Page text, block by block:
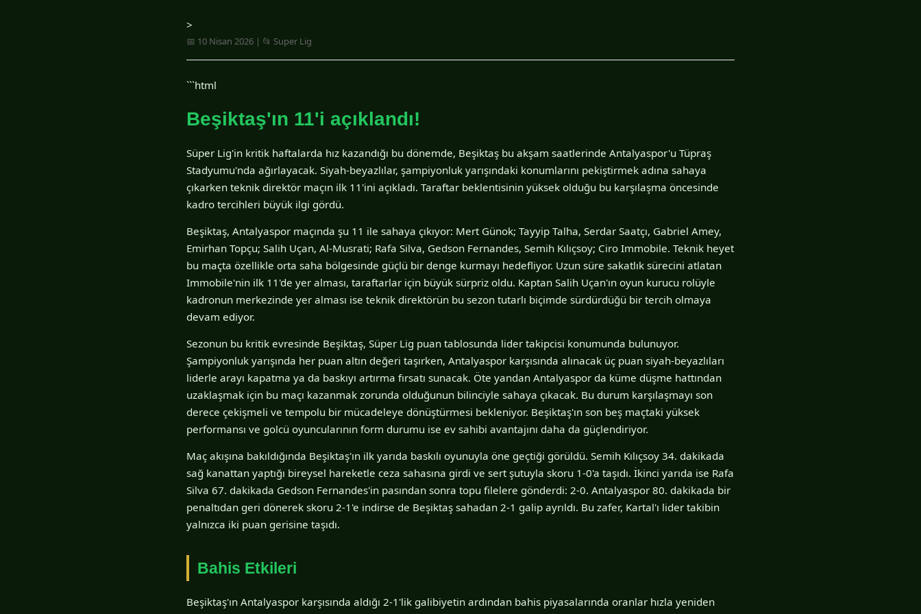
>
📅 10 Nisan 2026 | 📂 Super Lig
```html
Beşiktaş'ın 11'i açıklandı!
Süper Lig'in kritik haftalarda hız kazandığı bu dönemde, Beşiktaş bu akşam saatlerinde Antalyaspor'u Tüpraş
Stadyumu'nda ağırlayacak. Siyah-beyazlılar, şampiyonluk yarışındaki konumlarını pekiştirmek adına sahaya
çıkarken teknik direktör maçın ilk 11'ini açıkladı. Taraftar beklentisinin yüksek olduğu bu karşılaşma öncesinde
kadro tercihleri büyük ilgi gördü.
Beşiktaş, Antalyaspor maçında şu 11 ile sahaya çıkıyor: Mert Günok; Tayyip Talha, Serdar Saatçı, Gabriel Amey,
Emirhan Topçu; Salih Uçan, Al-Musrati; Rafa Silva, Gedson Fernandes, Semih Kılıçsoy; Ciro Immobile. Teknik heyet
bu maçta özellikle orta saha bölgesinde güçlü bir denge kurmayı hedefliyor. Uzun süre sakatlık sürecini atlatan
Immobile'nin ilk 11'de yer alması, taraftarlar için büyük sürpriz oldu. Kaptan Salih Uçan'ın oyun kurucu rolüyle
kadronun merkezinde yer alması ise teknik direktörün bu sezon tutarlı biçimde sürdürdüğü bir tercih olmaya
devam ediyor.
Sezonun bu kritik evresinde Beşiktaş, Süper Lig puan tablosunda lider takipcisi konumunda bulunuyor.
Şampiyonluk yarışında her puan altın değeri taşırken, Antalyaspor karşısında alınacak üç puan siyah-beyazlıları
liderle arayı kapatma ya da baskıyı artırma fırsatı sunacak. Öte yandan Antalyaspor da küme düşme hattından
uzaklaşmak için bu maçı kazanmak zorunda olduğunun bilinciyle sahaya çıkacak. Bu durum karşılaşmayı son
derece çekişmeli ve tempolu bir mücadeleye dönüştürmesi bekleniyor. Beşiktaş'ın son beş maçtaki yüksek
performansı ve golcü oyuncularının form durumu ise ev sahibi avantajını daha da güçlendiriyor.
Maç akışına bakıldığında Beşiktaş'ın ilk yarıda baskılı oyunuyla öne geçtiği görüldü. Semih Kılıçsoy 34. dakikada
sağ kanattan yaptığı bireysel hareketle ceza sahasına girdi ve sert şutuyla skoru 1-0'a taşıdı. İkinci yarıda ise Rafa
Silva 67. dakikada Gedson Fernandes'in pasından sonra topu filelere gönderdi: 2-0. Antalyaspor 80. dakikada bir
penaltıdan geri dönerek skoru 2-1'e indirse de Beşiktaş sahadan 2-1 galip ayrıldı. Bu zafer, Kartal'ı lider takibin
yalnızca iki puan gerisine taşıdı.
Bahis Etkileri
Beşiktaş'ın Antalyaspor karşısında aldığı 2-1'lik galibiyetin ardından bahis piyasalarında oranlar hızla yeniden